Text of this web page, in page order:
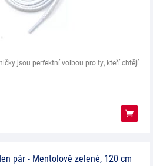
jsou perfektní volbou pro ty, kteří chtějí
pár - Mentolově zelené, 120 cm